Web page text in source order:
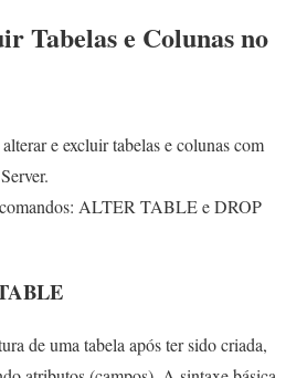
Tabelas e Colunas no
e excluir tabelas e colunas com
comandos: ALTER TABLE e DROP
de uma tabela após ter sido criada,